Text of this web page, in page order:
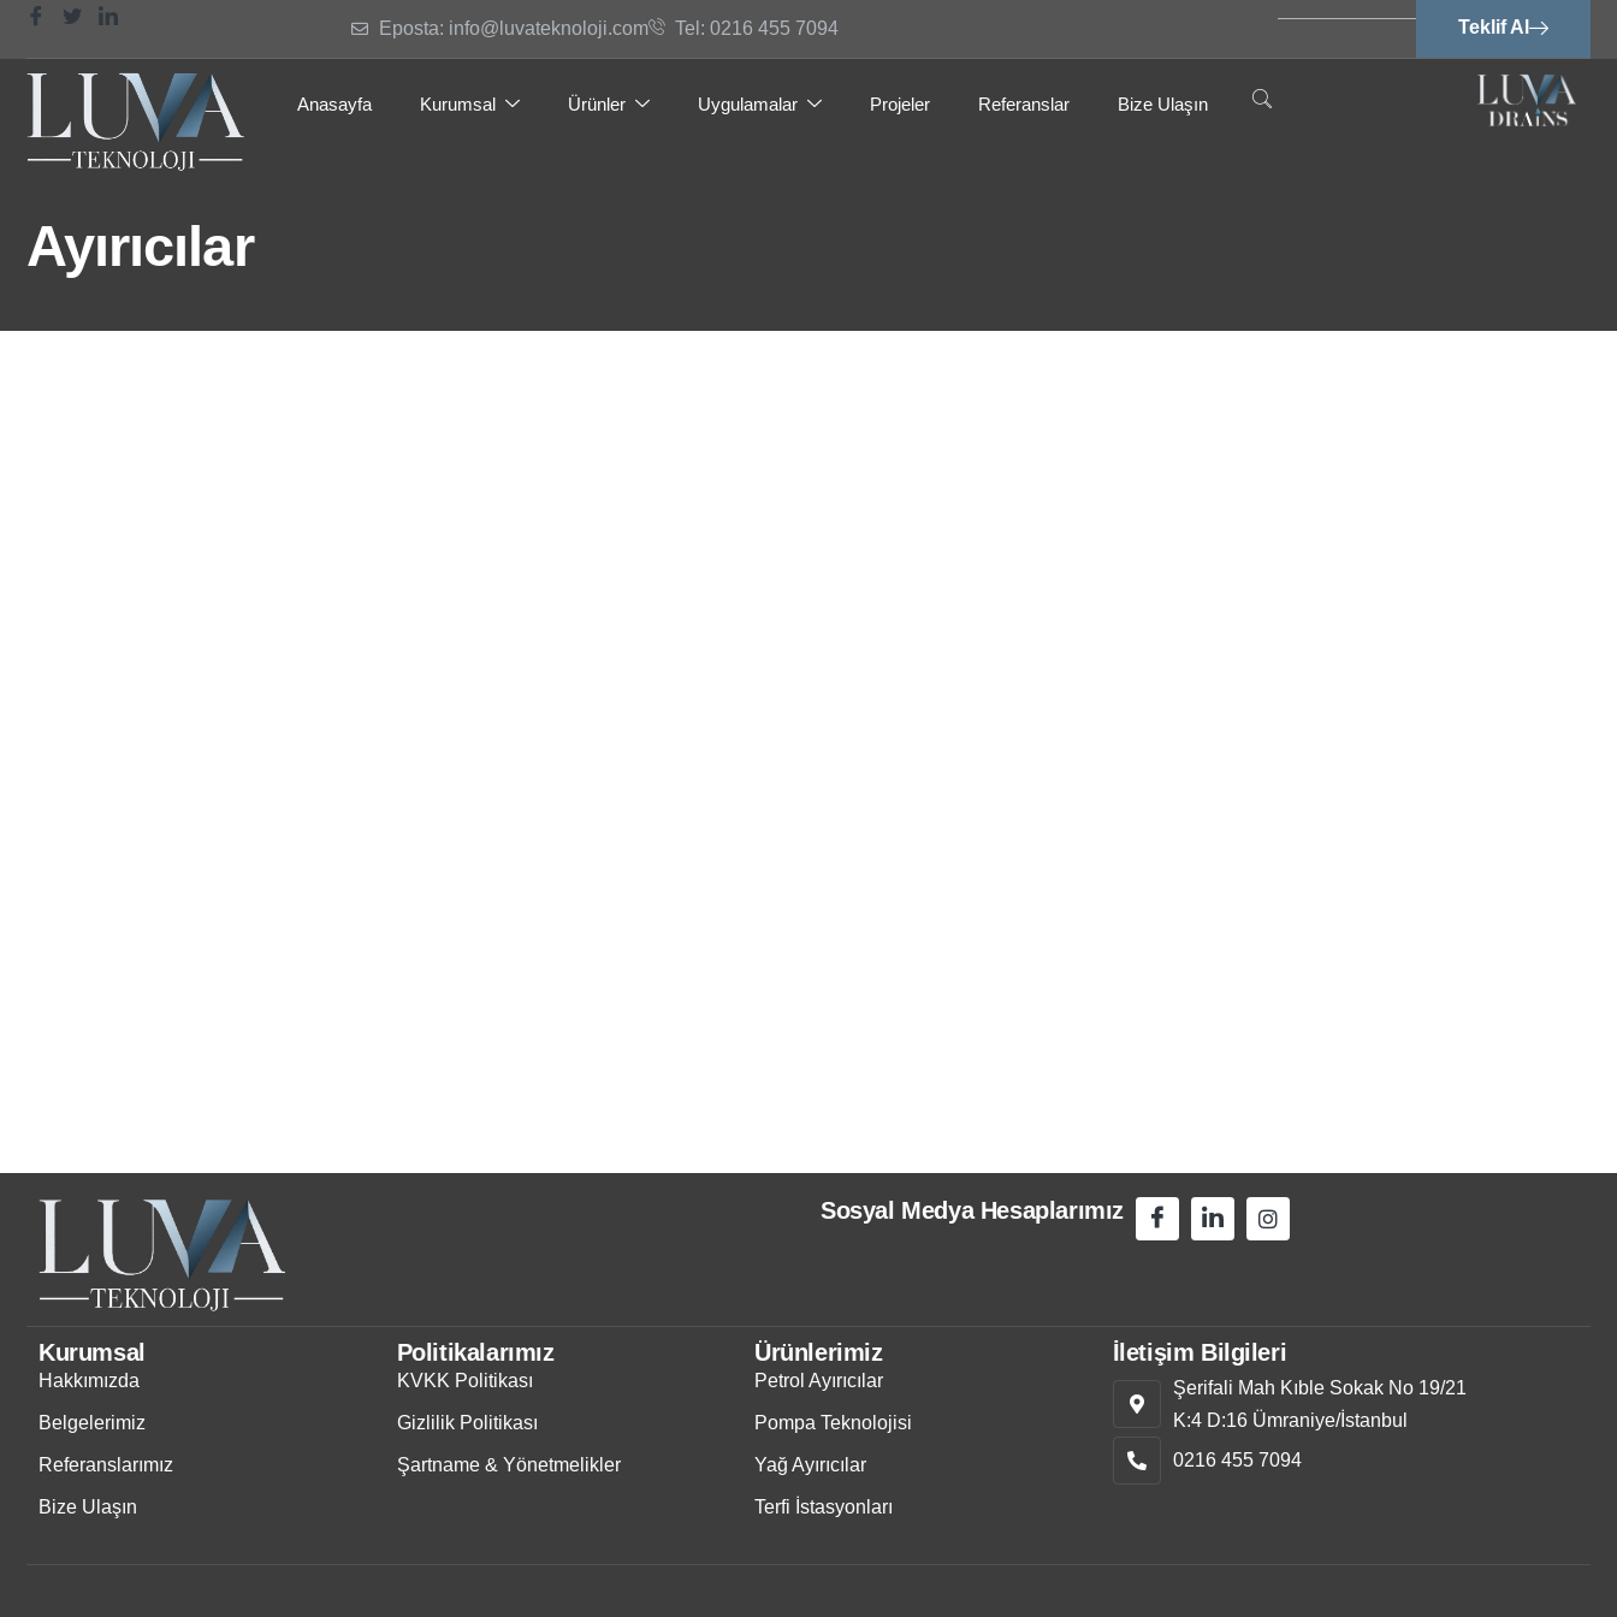
Eposta: info@luvateknoloji.com Tel: 0216 455 7094 Teklif Al
Anasayfa Kurumsal Ürünler Uygulamalar Projeler Referanslar Bize Ulaşın
Ayırıcılar
Sosyal Medya Hesaplarımız
Kurumsal
Hakkımızda
Belgelerimiz
Referanslarımız
Bize Ulaşın
Politikalarımız
KVKK Politikası
Gizlilik Politikası
Şartname & Yönetmelikler
Ürünlerimiz
Petrol Ayırıcılar
Pompa Teknolojisi
Yağ Ayırıcılar
Terfi İstasyonları
İletişim Bilgileri
Şerifali Mah Kıble Sokak No 19/21
K:4 D:16 Ümraniye/İstanbul
0216 455 7094